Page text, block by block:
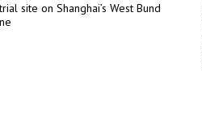
site on Shanghai’s West Bund